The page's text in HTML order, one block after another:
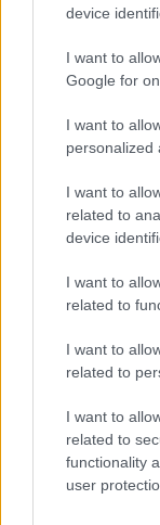
device
I want to
Google for
I want to
personalized
I want to
related to
device
I want to
related to
I want to
related to
I want to
related to
functionality
user
Az
Szólj hozzá!
A